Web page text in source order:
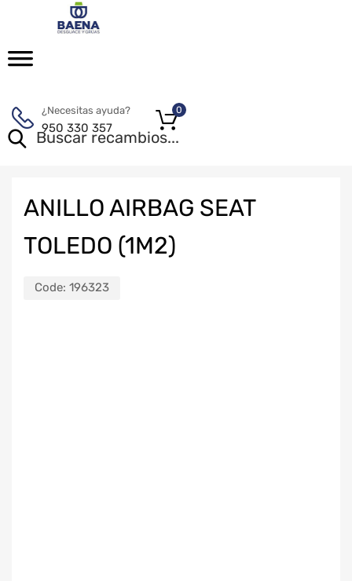
¿Necesitas ayuda?
950 330 357
0
ANILLO AIRBAG SEAT
TOLEDO (1M2)
Code: 196323